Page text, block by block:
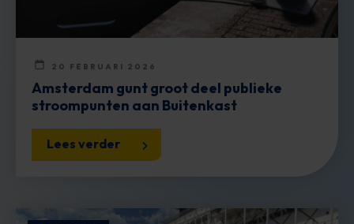
Amsterdam gunt groot deel publieke
stroompunten aan Buitenkast
20 FEBRUARI 2026
Lees verder